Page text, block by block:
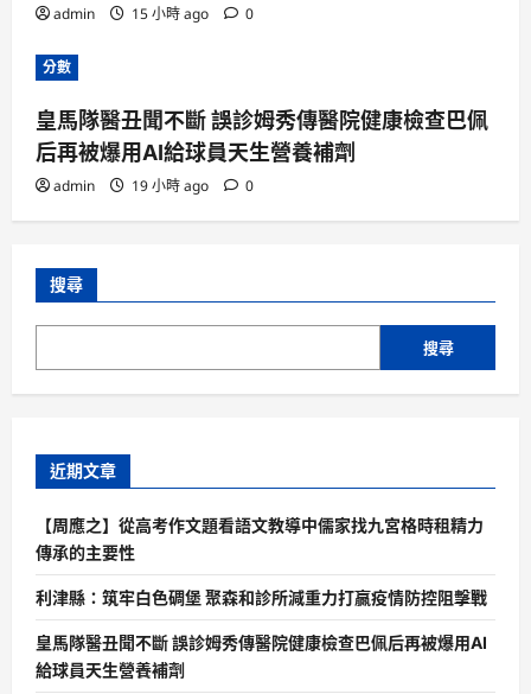
admin 15 小時 ago 0
分數
皇馬隊醫丑聞不斷 誤診姆秀傳醫院健康檢查巴佩
后再被爆用AI給球員天生營養補劑
admin 19 小時 ago 0
搜尋
搜尋
近期文章
【周應之】從高考作文題看語文教導中儒家找九宮格時租精力
傳承的主要性
利津縣：筑牢白色碉堡 聚森和診所減重力打贏疫情防控阻擊戰
皇馬隊醫丑聞不斷 誤診姆秀傳醫院健康檢查巴佩后再被爆用AI
給球員天生營養補劑